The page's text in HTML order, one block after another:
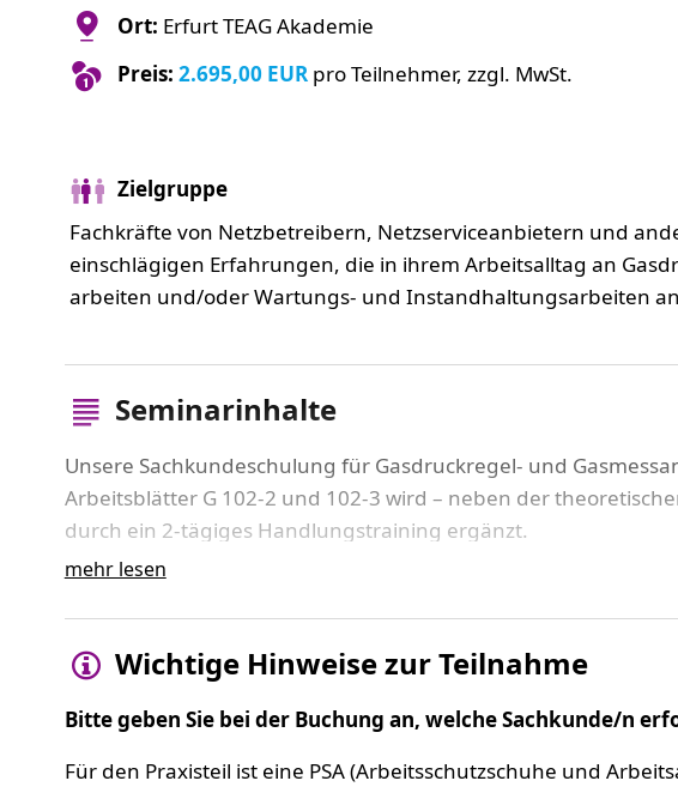
Ort: Erfurt TEAG Akademie
Preis: 2.695,00 EUR pro Teilnehmer, zzgl. MwSt.
Zielgruppe
Fachkräfte von Netzbetreibern, Netzserviceanbietern und
einschlägigen Erfahrungen, die in ihrem Arbeitsalltag an
arbeiten und/oder Wartungs- und Instandhaltungsarbeiten
Seminarinhalte
Unsere Sachkundeschulung für Gasdruckregel- und
Arbeitsblätter G 102-2 und 102-3 wird – neben der
durch ein 2-tägiges Handlungstraining ergänzt.
Dieses wird in kleinen Teams durchgeführt, wobei jeder
relevanten Schalthandlungen an den Trainingsanlagen
durchführen kann.
gastechnische Grundlagen (u. a. Gasdruck,
mehr lesen
Wichtige Hinweise zur Teilnahme
Bitte geben Sie bei der Buchung an, welche Sachkunde/n
Für den Praxisteil ist eine PSA (Arbeitsschutzschuhe und